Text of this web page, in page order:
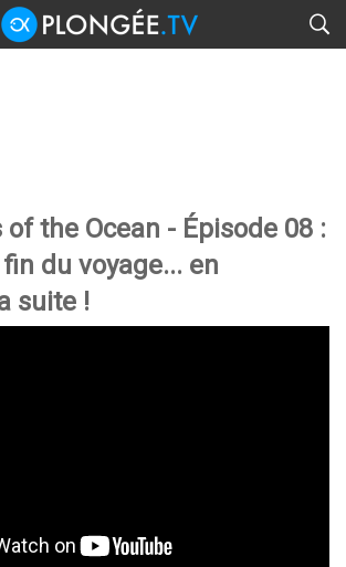
the Ocean - Épisode 08 :
du voyage... en
suite !